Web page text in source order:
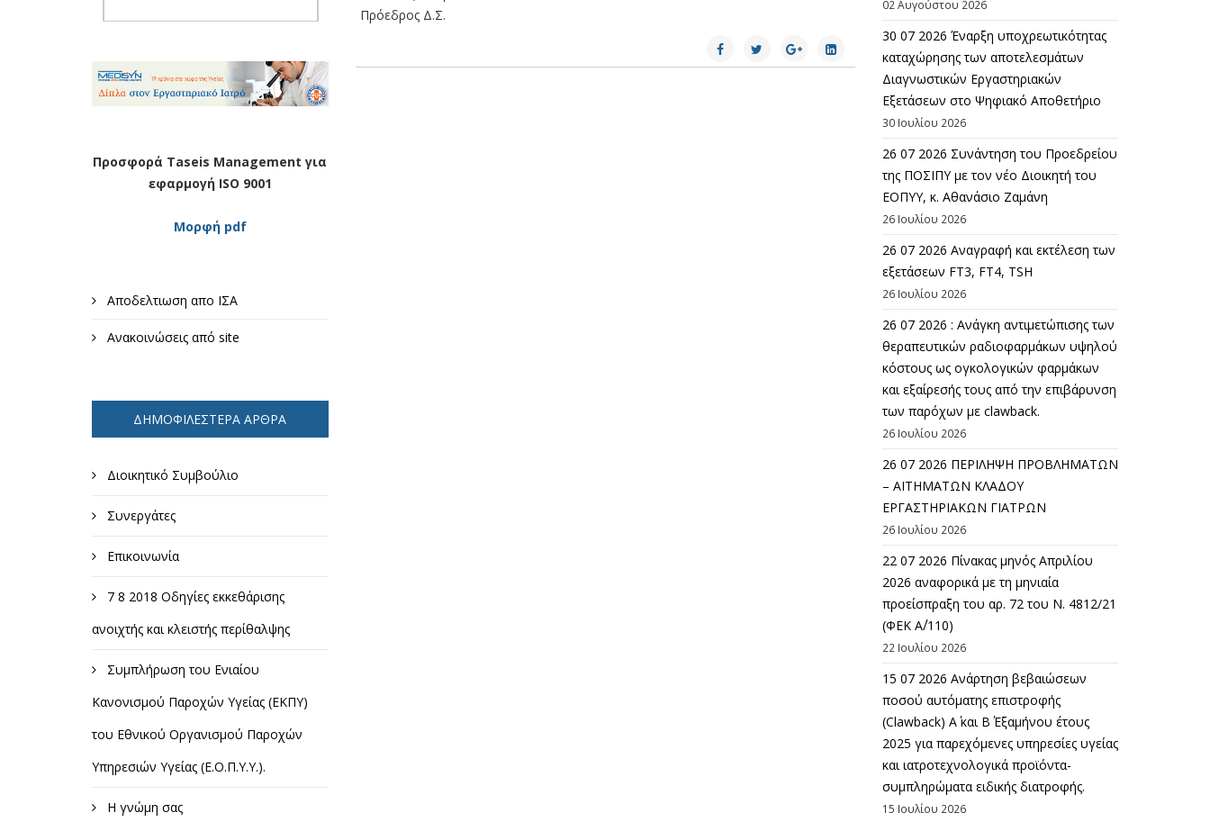
Προσφορά Taseis Management για
εφαρμογή ISO 9001
Μορφή pdf
Αποδελτιωση απο ΙΣΑ
Ανακοινώσεις από site
ΔΗΜΟΦΙΛΈΣΤΕΡΑ ΆΡΘΡΑ
Διοικητικό Συμβούλιο
Συνεργάτες
Επικοινωνία
7 8 2018 Οδηγίες εκκεθάρισης
ανοιχτής και κλειστής περίθαλψης
Συμπλήρωση του Ενιαίου
Κανονισμού Παροχών Υγείας (ΕΚΠΥ)
του Εθνικού Οργανισμού Παροχών
Υπηρεσιών Υγείας (Ε.Ο.Π.Υ.Υ.).
Η γνώμη σας
Πρόεδρος Δ.Σ.
02 Αυγούστου 2026
30 07 2026 Έναρξη υποχρεωτικότητας
καταχώρησης των αποτελεσμάτων
Διαγνωστικών Εργαστηριακών
Εξετάσεων στο Ψηφιακό Αποθετήριο
30 Ιουλίου 2026
26 07 2026 Συνάντηση του Προεδρείου
της ΠΟΣΙΠΥ με τον νέο Διοικητή του
ΕΟΠΥΥ, κ. Αθανάσιο Ζαμάνη
26 Ιουλίου 2026
26 07 2026 Αναγραφή και εκτέλεση των
εξετάσεων FT3, FT4, TSH
26 Ιουλίου 2026
26 07 2026 : Ανάγκη αντιμετώπισης των
θεραπευτικών ραδιοφαρμάκων υψηλού
κόστους ως ογκολογικών φαρμάκων
και εξαίρεσής τους από την επιβάρυνση
των παρόχων με clawback.
26 Ιουλίου 2026
26 07 2026 ΠΕΡΙΛΗΨΗ ΠΡΟΒΛΗΜΑΤΩΝ
– ΑΙΤΗΜΑΤΩΝ ΚΛΑΔΟΥ
ΕΡΓΑΣΤΗΡΙΑΚΩΝ ΓΙΑΤΡΩΝ
26 Ιουλίου 2026
22 07 2026 Πίνακας μηνός Απριλίου
2026 αναφορικά με τη μηνιαία
προείσπραξη του αρ. 72 του Ν. 4812/21
(ΦΕΚ Α΄/110)
22 Ιουλίου 2026
15 07 2026 Ανάρτηση βεβαιώσεων
ποσού αυτόματης επιστροφής
(Clawback) A΄ και Β΄ Εξαμήνου έτους
2025 για παρεχόμενες υπηρεσίες υγείας
και ιατροτεχνολογικά προϊόντα-
συμπληρώματα ειδικής διατροφής.
15 Ιουλίου 2026